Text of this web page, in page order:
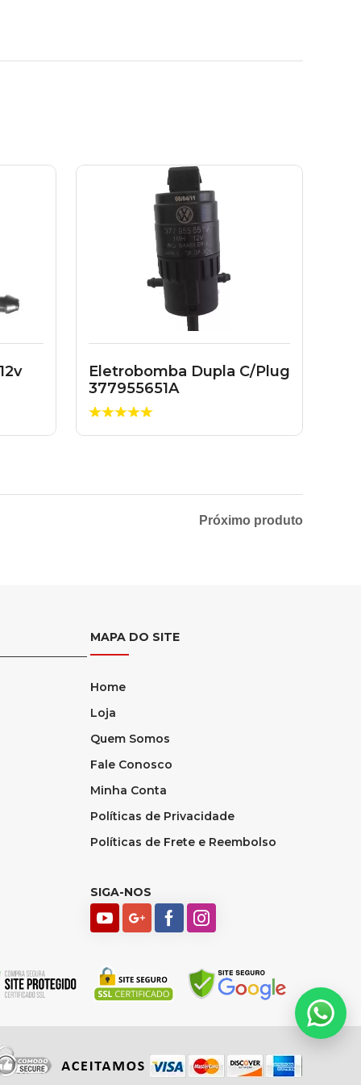
Eletrobomba Dupla C/Plug
377955651A
Próximo produto
MAPA DO SITE
Home
Loja
Quem Somos
Fale Conosco
Minha Conta
Políticas de Privacidade
Políticas de Frete e Reembolso
SIGA-NOS